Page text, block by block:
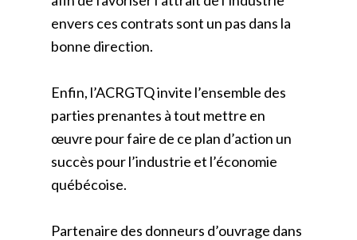
envers ces contrats sont un pas dans la
bonne direction.
Enfin, l’ACRGTQ invite l’ensemble des
parties prenantes à tout mettre en
œuvre pour faire de ce plan d’action un
succès pour l’industrie et l’économie
québécoise.
Partenaire des donneurs d’ouvrage dans